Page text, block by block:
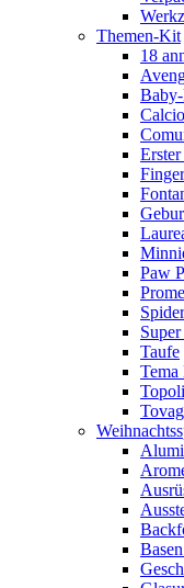
Themen-Kit
18
Calcio
Paw
Taufe
Tema